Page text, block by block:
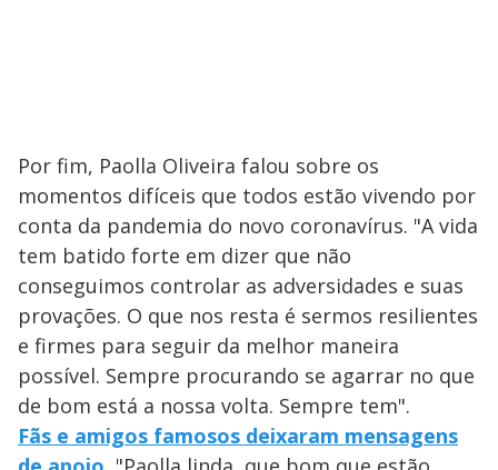
Por fim, Paolla Oliveira falou sobre os
momentos difíceis que todos estão vivendo por
conta da pandemia do novo coronavírus. "A vida
tem batido forte em dizer que não
conseguimos controlar as adversidades e suas
provações. O que nos resta é sermos resilientes
e firmes para seguir da melhor maneira
possível. Sempre procurando se agarrar no que
de bom está a nossa volta. Sempre tem".
Fãs e amigos famosos deixaram mensagens